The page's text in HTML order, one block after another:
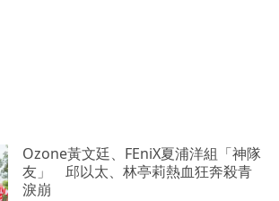
Ozone黃文廷、FEniX夏浦洋組「神隊
友」 邱以太、林亭莉熱血狂奔殺青
淚崩